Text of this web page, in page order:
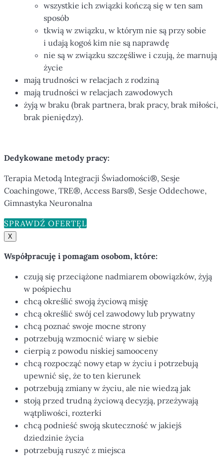
wszystkie ich związki kończą się w ten sam
sposób
tkwią w związku, w którym nie są przy sobie
i udają kogoś kim nie są naprawdę
nie są w związku szczęśliwe i czują, że marnują
życie
mają trudności w relacjach z rodziną
mają trudności w relacjach zawodowych
żyją w braku (brak partnera, brak pracy, brak miłości,
brak pieniędzy).
Dedykowane metody pracy:
Terapia Metodą Integracji Świadomości®, Sesje
Coachingowe, TRE®, Access Bars®, Sesje Oddechowe,
Gimnastyka Neuronalna
SPRAWDŹ OFERTĘ
X
Współpracuję i pomagam osobom, które:
czują się przeciążone nadmiarem obowiązków, żyją
w pośpiechu
chcą określić swoją życiową misję
chcą określić swój cel zawodowy lub prywatny
chcą poznać swoje mocne strony
potrzebują wzmocnić wiarę w siebie
cierpią z powodu niskiej samooceny
chcą rozpocząć nowy etap w życiu i potrzebują
upewnić się, że to ten kierunek
potrzebują zmiany w życiu, ale nie wiedzą jak
stoją przed trudną życiową decyzją, przeżywają
wątpliwości, rozterki
chcą podnieść swoją skuteczność w jakiejś
dziedzinie życia
potrzebują ruszyć z miejsca